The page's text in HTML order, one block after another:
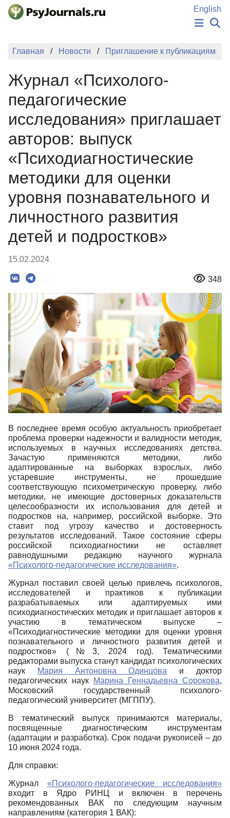
Перейти к основному содержанию
English
НОВОСТИ
ПОДАТЬ РУКОПИСЬ
КЛЮЧЕВЫЕ СЛОВА
Регистрация
Вход
Главная Новости Приглашение к публикациям
Журнал «Психолого-
педагогические
исследования» приглашает
авторов: выпуск
«Психодиагностические
методики для оценки
уровня познавательного и
личностного развития
детей и подростков»
15.02.2024
348
В последнее время особую актуальность приобретает
проблема проверки надежности и валидности методик,
используемых в научных исследованиях детства.
Зачастую применяются методики, либо
адаптированные на выборках взрослых, либо
устаревшие инструменты, не прошедшие
соответствующую психометрическую проверку, либо
методики, не имеющие достоверных доказательств
целесообразности их использования для детей и
подростков на, например, российской выборке. Это
ставит под угрозу качество и достоверность
результатов исследований. Такое состояние сферы
российской психодиагностики не оставляет
равнодушными редакцию научного журнала
«Психолого-педагогические исследования».
Журнал поставил своей целью привлечь психологов,
исследователей и практиков к публикации
разрабатываемых или адаптируемых ими
психодиагностических методик и приглашает авторов к
участию в тематическом выпуске –
«Психодиагностические методики для оценки уровня
познавательного и личностного развития детей и
подростков» (№3, 2024 год). Тематическими
редакторами выпуска станут кандидат психологических
наук
Мария Антоновна Одинцова и доктор
педагогических наук
Марина Геннадьевна Сорокова,
Московский государственный психолого-
педагогический университет (МГППУ).
В тематический выпуск принимаются материалы,
посвященные диагностическим инструментам
(адаптации и разработка). Cрок подачи рукописей – до
10 июня 2024 года.
Для справки:
Журнал «Психолого-педагогические исследования»
входит в Ядро РИНЦ и включен в перечень
рекомендованных ВАК по следующим научным
направлениям (категория 1 ВАК):